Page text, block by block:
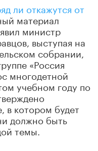
ли откажутся от
материал
министр
выступая на
собрании,
«Россия
многодетной
учебном году по
в котором будет
должно быть
темы.